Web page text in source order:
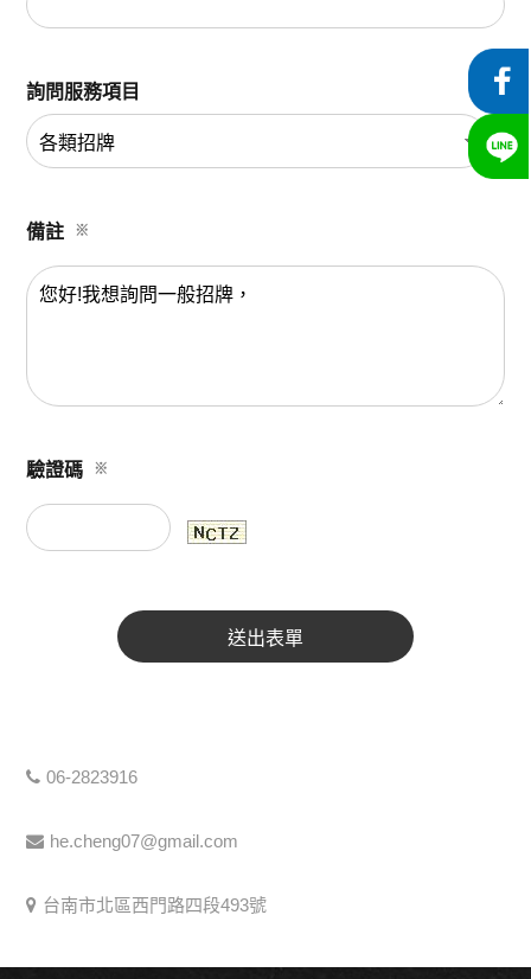
詢問服務項目
備註 ※
驗證碼 ※
06-2823916
he.cheng07@gmail.com
台南市北區西門路四段493號